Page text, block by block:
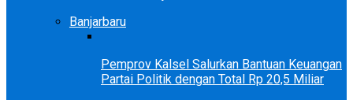
Banjarbaru
Pemprov Kalsel Salurkan Bantuan Keuangan
Partai Politik dengan Total Rp 20,5 Miliar